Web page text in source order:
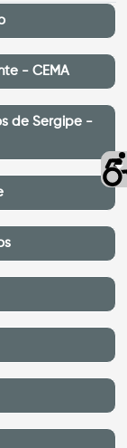
- CEMA
de Sergipe -